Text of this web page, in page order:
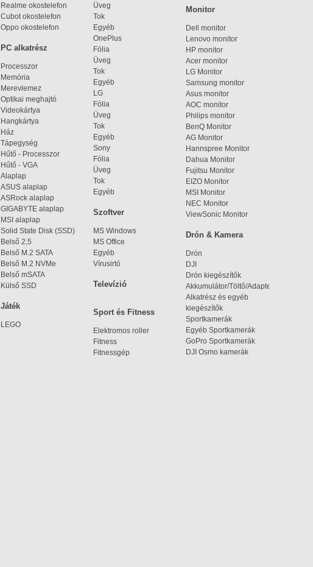
Realme okostelefon
Cubot okostelefon
Oppo okostelefon
Üveg
Tok
Egyéb
OnePlus
Fólia
Üveg
Tok
Egyéb
LG
Fólia
Üveg
Tok
Egyéb
Sony
Fólia
Üveg
Tok
Egyéb
Monitor
Dell monitor
Lenovo monitor
HP monitor
Acer monitor
LG Monitor
Samsung monitor
Asus monitor
AOC monitor
Philips monitor
BenQ Monitor
AG Monitor
Hannspree Monitor
Dahua Monitor
Fujitsu Monitor
EIZO Monitor
MSI Monitor
NEC Monitor
ViewSonic Monitor
PC alkatrész
Processzor
Memória
Merevlemez
Optikai meghajtó
Videokártya
Hangkártya
Ház
Tápegység
Hűtő - Processzor
Hűtő - VGA
Alaplap
ASUS alaplap
ASRock alaplap
GIGABYTE alaplap
MSI alaplap
Solid State Disk (SSD)
Belső 2,5
Belső M.2 SATA
Belső M.2 NVMe
Belső mSATA
Külső SSD
Szoftver
MS Windows
MS Office
Egyéb
Vírusirtó
Drón & Kamera
Drón
DJI
Drón kiegészítők
Akkumulátor/Töltő/Adapter
Alkatrész és egyéb
kiegészítők
Sportkamerák
Egyéb Sportkamerák
GoPro Sportkamerák
DJI Osmo kamerák
Televízió
Játék
LEGO
Sport és Fitness
Elektromos roller
Fitness
Fitnessgép